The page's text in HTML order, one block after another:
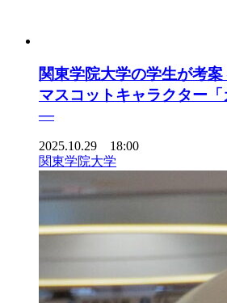
関東学院大学の学生が考
マスコットキャラクター「
―
2025.10.29 18:00
関東学院大学